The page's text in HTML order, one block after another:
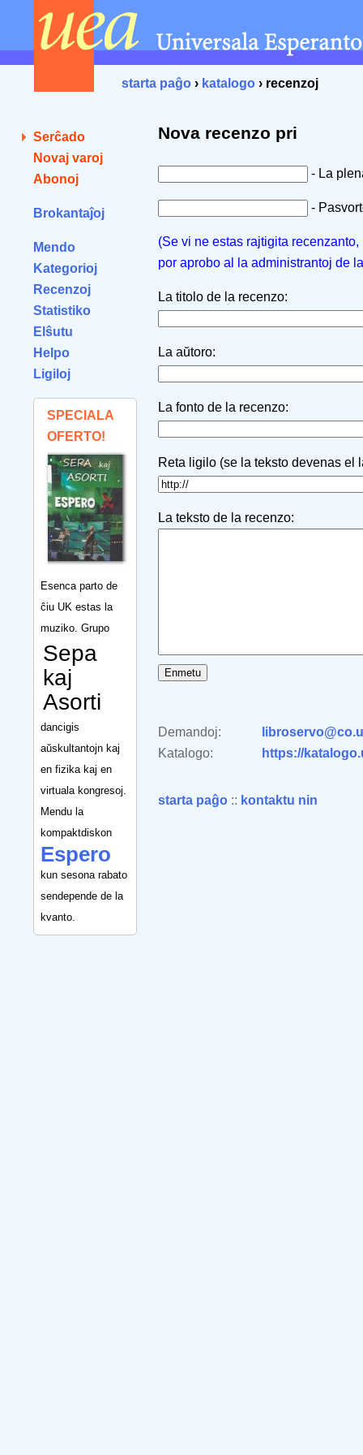
starta paĝo › katalogo › recenzoj
Serĉado
Novaj varoj
Abonoj
Brokantaĵoj
Mendo
Kategorioj
Recenzoj
Statistiko
Elŝutu
Helpo
Ligiloj
SPECIALA
OFERTO!
Esenca parto de
ĉiu UK estas la
muziko. Grupo
Sepa
kaj
Asorti
dancigis
aŭskultantojn kaj
en fizika kaj en
virtuala kongresoj.
Mendu la
kompaktdiskon
Espero
kun sesona rabato
sendepende de la
kvanto.
Nova recenzo pri
- La
-
(Se vi ne estas rajtigita
por aprobo al la administrantoj de
La titolo de la recenzo:
La aŭtoro:
La fonto de la recenzo:
Reta ligilo (se la teksto devenas el
La teksto de la recenzo:
Demandoj:
Katalogo:
https://
starta paĝo :: kontaktu nin